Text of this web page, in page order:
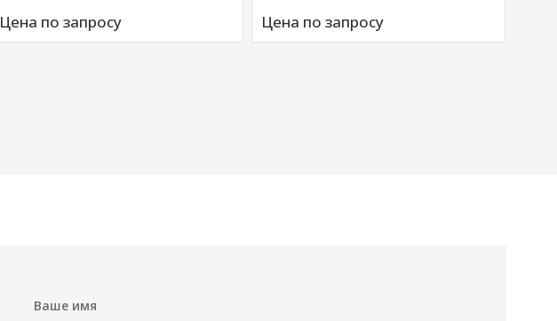
Цена по запросу Цена по запросу